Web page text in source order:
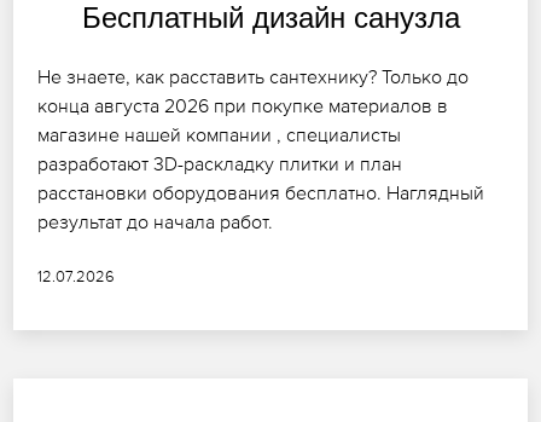
Бесплатный дизайн санузла
Не знаете, как расставить сантехнику? Только до
конца августа 2026 при покупке материалов в
магазине нашей компании , специалисты
разработают 3D-раскладку плитки и план
расстановки оборудования бесплатно. Наглядный
результат до начала работ.
12.07.2026